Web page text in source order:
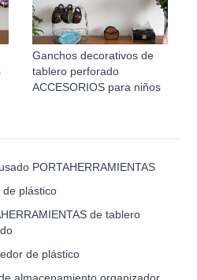
Ganchos decorativos de
tablero perforado
ACCESORIOS para niños
PORTAHERRAMIENTAS
de plástico
de tablero
de plástico